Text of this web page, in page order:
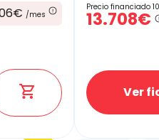
/mes
Precio financiado
13.708€
Ver